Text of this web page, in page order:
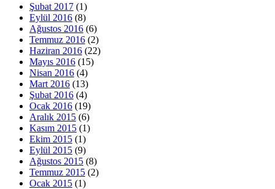
Şubat 2017 (1)
Eylül 2016 (8)
Ağustos 2016 (6)
Temmuz 2016 (2)
Haziran 2016 (22)
Mayıs 2016 (15)
Nisan 2016 (4)
Mart 2016 (13)
Şubat 2016 (4)
Ocak 2016 (19)
Aralık 2015 (6)
Kasım 2015 (1)
Ekim 2015 (1)
Eylül 2015 (9)
Ağustos 2015 (8)
Temmuz 2015 (2)
Ocak 2015 (1)